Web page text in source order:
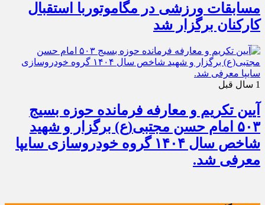
مسابقات ورزشی در مگاموتوربا استقبال
کارکنان برگزار شد
1 سال قبل
آیین تکریم و معارفه فرمانده حوزه بسیج
۵۰۳ امام حسن مجتبی(ع) برگزار و شهید
شاخص سال ۱۴۰۴ گروه خودروسازی سایپا
معرفی شد.